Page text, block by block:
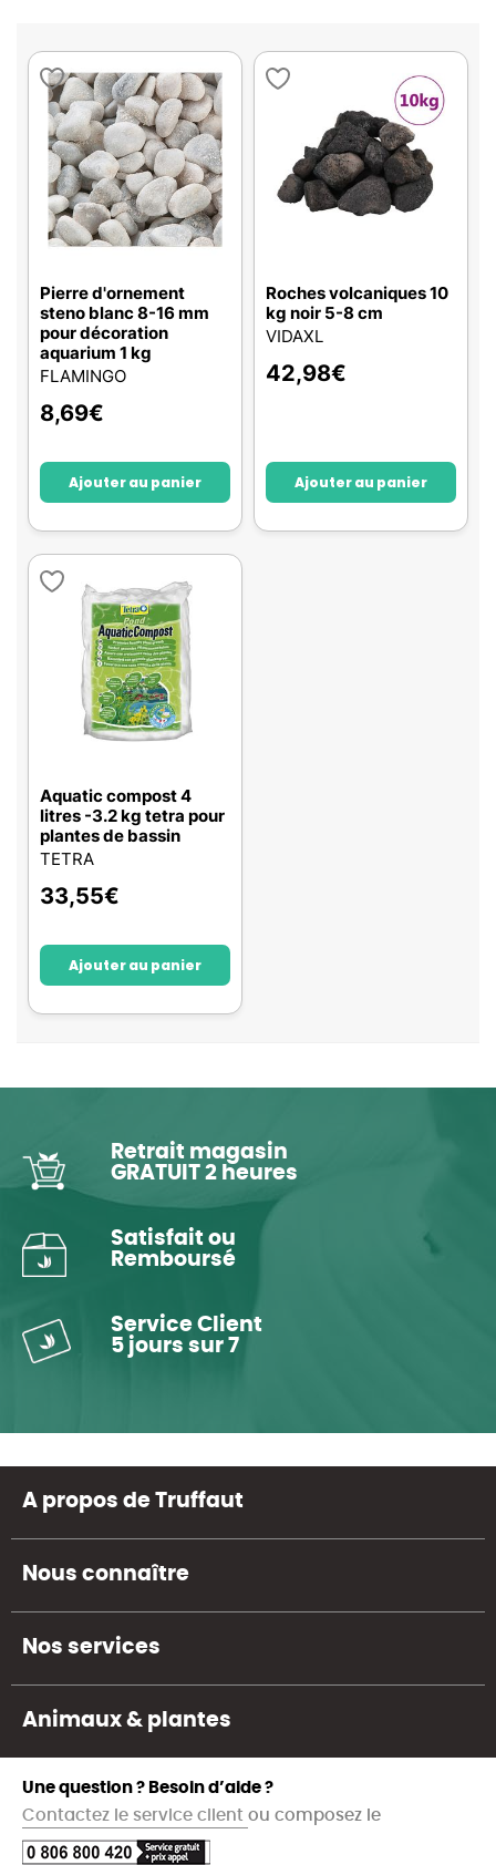
Pierre d'ornement
steno blanc 8-16 mm
pour décoration
aquarium 1 kg
FLAMINGO
8,69€
Ajouter au panier
Roches volcaniques 10
kg noir 5-8 cm
VIDAXL
42,98€
Ajouter au panier
Aquatic compost 4
litres -3.2 kg tetra pour
plantes de bassin
TETRA
33,55€
Ajouter au panier
Retrait magasin
GRATUIT 2 heures
Satisfait ou
Remboursé
Service Client
5 jours sur 7
A propos de Truffaut
Nous connaître
Nos services
Animaux & plantes
Une question ? Besoin d’aide ?
Contactez le service client ou composez le